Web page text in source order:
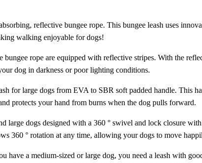
reflective bungee rope. This bungee leash uses
walking enjoyable for dogs!
rope are equipped with reflective stripes. With the
dog in darkness or poor lighting conditions.
for large dogs from EVA to SBR soft padded handle. This
protects your hand from burns when the dog pulls forward.
large dogs designed with a 360 ° swivel and lock closure
360 ° rotation at any time, allowing your dogs to move
have a medium-sized or large dog, you need a leash with